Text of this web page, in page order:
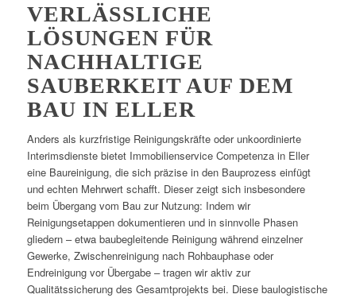
VERLÄSSLICHE
LÖSUNGEN FÜR
NACHHALTIGE
SAUBERKEIT AUF DEM
BAU IN ELLER
Anders als kurzfristige Reinigungskräfte oder unkoordinierte
Interimsdienste bietet Immobilienservice Competenza in Eller
eine Baureinigung, die sich präzise in den Bauprozess einfügt
und echten Mehrwert schafft. Dieser zeigt sich insbesondere
beim Übergang vom Bau zur Nutzung: Indem wir
Reinigungsetappen dokumentieren und in sinnvolle Phasen
gliedern – etwa baubegleitende Reinigung während einzelner
Gewerke, Zwischenreinigung nach Rohbauphase oder
Endreinigung vor Übergabe – tragen wir aktiv zur
Qualitätssicherung des Gesamtprojekts bei. Diese baulogistische